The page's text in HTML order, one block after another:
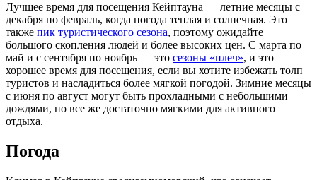
Лучшее время для посещения Кейптауна — летние месяцы с
декабря по февраль, когда погода теплая и солнечная. Это
также пик туристического сезона, поэтому ожидайте
большого скопления людей и более высоких цен. С марта по
май и с сентября по ноябрь — это сезоны «плеч», и это
хорошее время для посещения, если вы хотите избежать толп
туристов и насладиться более мягкой погодой. Зимние месяцы
с июня по август могут быть прохладными с небольшими
дождями, но все же достаточно мягкими для активного
отдыха.
Погода